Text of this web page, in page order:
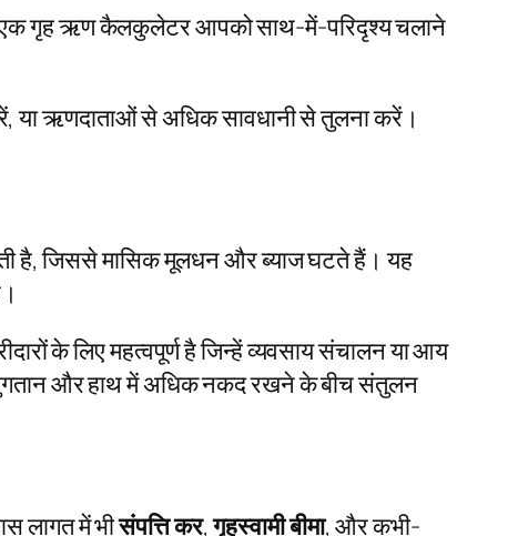
एक गृह ऋण कैलकुलेटर आपको साथ-में-परिदृश्य चलाने
या ऋणदाताओं से अधिक सावधानी से तुलना करें।
है, जिससे मासिक मूलधन और ब्याज घटते हैं। यह
के लिए महत्वपूर्ण है जिन्हें व्यवसाय संचालन या आय
और हाथ में अधिक नकद रखने के बीच संतुलन
लागत में भीसंपत्ति कर,गृहस्वामी बीमा, और कभी-